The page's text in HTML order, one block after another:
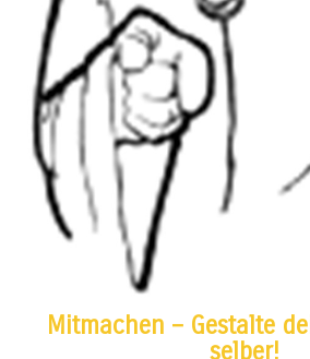
Mitmachen – Gestalte
selber!